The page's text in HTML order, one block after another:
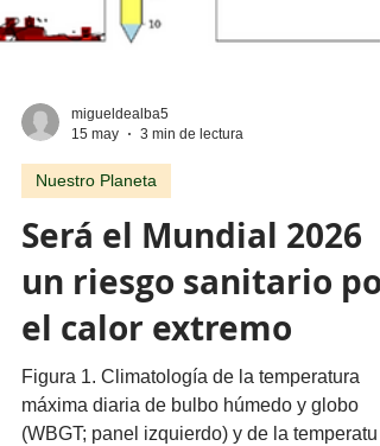
15 may
3 min de lectura
Nuestro Planeta